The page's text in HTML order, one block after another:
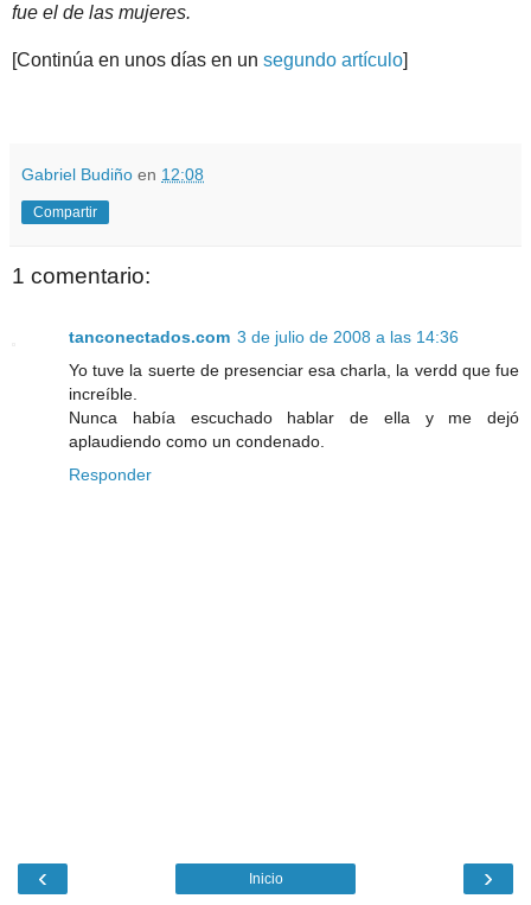
fue el de las mujeres.
[Continúa en unos días en un segundo artículo]
Gabriel Budiño en 12:08
Compartir
1 comentario:
tanconectados.com 3 de julio de 2008 a las 14:36
Yo tuve la suerte de presenciar esa charla, la verdd que fue
increíble.
Nunca había escuchado hablar de ella y me dejó
aplaudiendo como un condenado.
Responder
‹ ›
Inicio